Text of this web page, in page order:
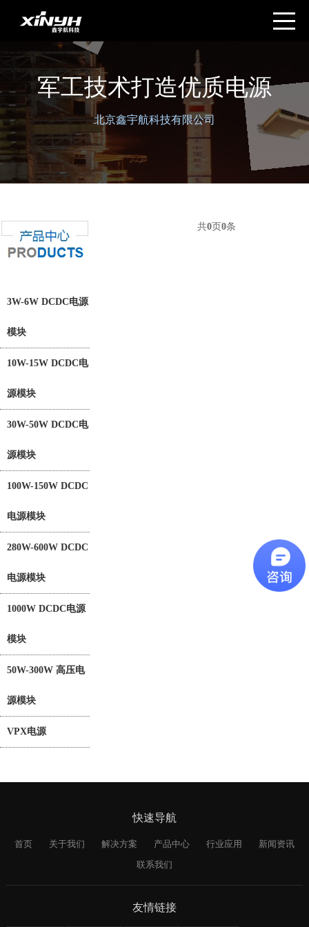
军工技术打造优质电源
北京鑫宇航科技有限公司
3W-6W DCDC电源
模块
10W-15W DCDC电
源模块
30W-50W DCDC电
源模块
100W-150W DCDC
电源模块
280W-600W DCDC
电源模块
1000W DCDC电源
模块
50W-300W 高压电
源模块
VPX电源
共0页 0条
快速导航
首页 关于我们 解决方案 产品中心 行业应用
新闻资讯
联系我们
友情链接